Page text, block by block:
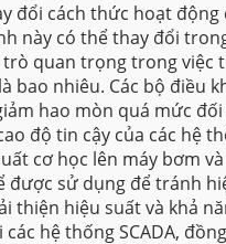
đổi cách thức hoạt
này có thể thay đổi
quan trọng trong
bao nhiêu. Các bộ điều
hao mòn quá mức
độ tin cậy của các hệ
cơ học lên máy bơm
được sử dụng để tránh
thiện hiệu suất và khả
hệ thống SCADA,